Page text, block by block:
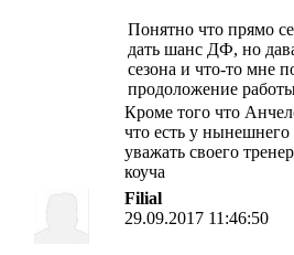
Понятно что прямо
дать шанс ДФ, но
сезона и что-то мне
продоложение
Кроме того что
что есть у
уважать своего
коуча
Filial
29.09.2017 11:46:50